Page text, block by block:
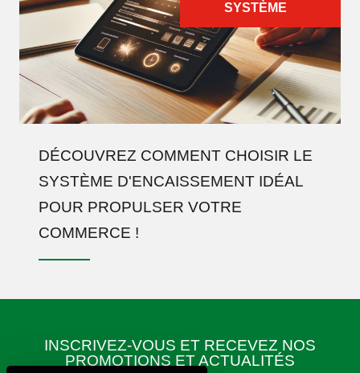
DÉCOUVREZ COMMENT CHOISIR LE
SYSTÈME D'ENCAISSEMENT IDÉAL
POUR PROPULSER VOTRE
COMMERCE !
SYSTÈME
INSCRIVEZ-VOUS ET RECEVEZ NOS
PROMOTIONS ET ACTUALITÉS